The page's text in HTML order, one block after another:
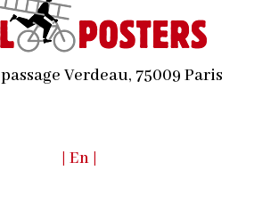
passage Verdeau, 75009 Paris
| En |